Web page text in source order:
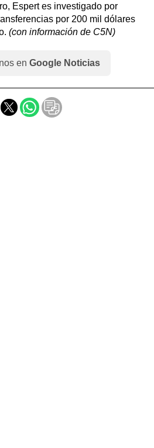
Espert es investigado por
por 200 mil dólares
(con información de C5N)
en Google Noticias